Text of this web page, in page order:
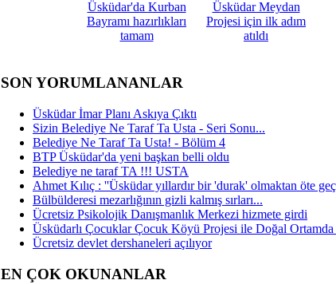
Üsküdar'da Kurban
Bayramı hazırlıkları
tamam
Üsküdar Meydan
Projesi için ilk adım
atıldı
SON YORUMLANANLAR
Üsküdar İmar Planı Askıya Çıktı
Sizin Belediye Ne Taraf Ta Usta - Seri Sonu...
Belediye Ne Taraf Ta Usta! - Bölüm 4
BTP Üsküdar'da yeni başkan belli oldu
Belediye ne taraf TA !!! USTA
Ahmet Kılıç : ''Üsküdar yıllardır bir 'durak' olmaktan öte
Bülbülderesi mezarlığının gizli kalmış sırları...
Ücretsiz Psikolojik Danışmanlık Merkezi hizmete girdi
Üsküdarlı Çocuklar Çocuk Köyü Projesi ile Doğal
Ücretsiz devlet dershaneleri açılıyor
EN ÇOK OKUNANLAR